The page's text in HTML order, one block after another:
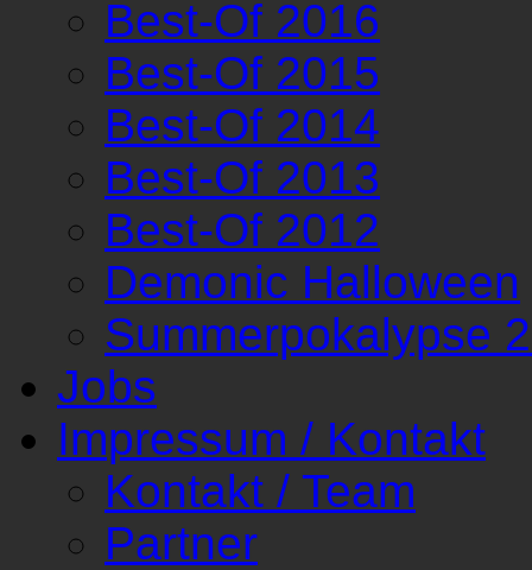
Best-Of 2016
Best-Of 2015
Best-Of 2014
Best-Of 2013
Best-Of 2012
Demonic Halloween
Summerpokalypse
Jobs
Impressum / Kontakt
Kontakt / Team
Partner